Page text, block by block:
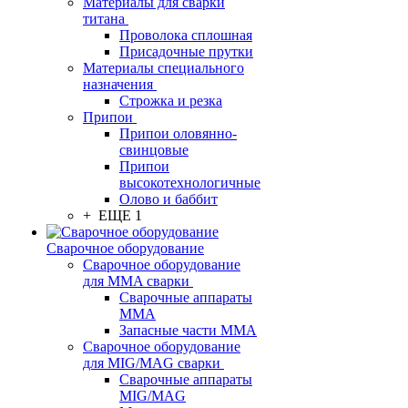
титана
Проволока сплошная
Присадочные прутки
Материалы специального
назначения
Строжка и резка
Припои
Припои оловянно-
свинцовые
Припои
высокотехнологичные
Олово и баббит
+ ЕЩЕ 1
Сварочное оборудование
Сварочное оборудование
для MMA сварки
Сварочные аппараты
MMA
Запасные части MMA
Сварочное оборудование
для MIG/MAG сварки
Сварочные аппараты
MIG/MAG